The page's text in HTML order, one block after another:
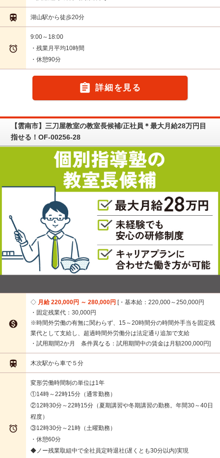
 湖山駅から徒歩20分

9:00～18:00
・残業月平均10時間
・休憩90分
 詳細を見る
【雲南市】三刀屋教室の教室長候補/正社員＊最大月給28万円目
指せる！OF-00256-28

月給 220,000円 ～ 280,000円 ・基本給：220,000～250,000円
・固定残業代：30,000円
※時間外労働の有無に関わらず、15～20時間分の時間外手当を固定残
業代として支給し、超過時間外労働分は法定通り追加で支給
・試用期間2か月 条件異なる：試用期間中の賃金は月額200,000円
 木次駅から車で５分

変形労働時間制の単位は1年
①14時～22時15分（通常勤務）
②12時30分～22時15分（夏期講習や冬期講習の勤務。年間30～40日
程度）
③12時30分～21時（土曜勤務）
・休憩60分
◆ノー残業取組中で全社員定時退社(遅くとも30分以内)実現